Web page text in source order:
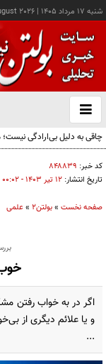
شنبه ۱۷ مرداد ۱۴۰۵ |
2026
باز
و
چاقی به دلیل بی‌ارادگی
کد خبر: ۸۴۸۸۳۹
تاریخ انتشار: ۱۲ تير ۱۴۰۳ - ۰۰:۰۲
صفحه نخست »بولتن2 »علمی
اگر در به خواب رفتن
و یا علائم دیگری از
...